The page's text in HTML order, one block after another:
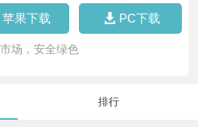
苹果下载 PC下载
场，安全绿色
排行